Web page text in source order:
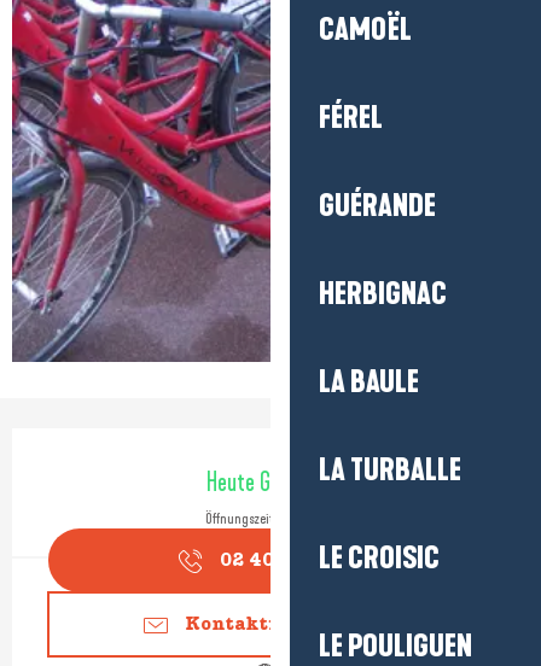
CAMOËL
FÉREL
GUÉRANDE
HERBIGNAC
LA BAULE
LA TURBALLE
LE CROISIC
LE POULIGUEN
Öffnungszeiten & Kontaktdaten
Heute Geöffnet
Öffnungszeiten ansehen
02 40 23 47▒▒
Kontaktieren Sie uns